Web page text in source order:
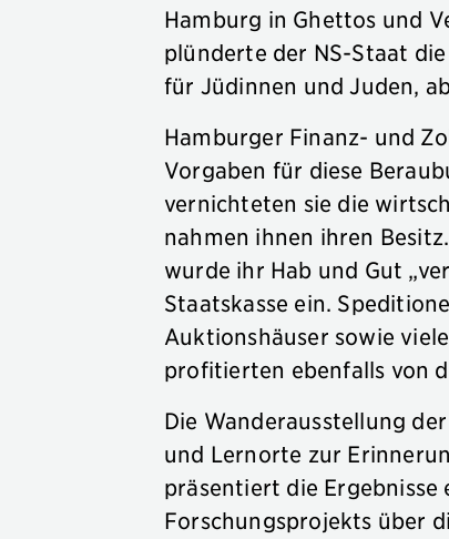
Hamburg in Ghettos und
plünderte der NS-Staat
für Jüdinnen und Juden,
Hamburger Finanz- und
Vorgaben für diese
vernichteten sie die
nahmen ihnen ihren
wurde ihr Hab und Gut
Staatskasse ein.
Auktionshäuser sowie
profitierten ebenfalls von
Die Wanderausstellung
und Lernorte zur
präsentiert die Ergebnisse
Forschungsprojekts über